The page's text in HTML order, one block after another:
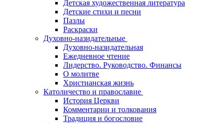
Детская художественная литература
Детские стихи и песни
Пазлы
Раскраски
Духовно-назидательные
Духовно-назидательная
Ежедневное чтение
Лидерство. Руководство. Финансы
О молитве
Христианская жизнь
Католичество и православие
История Церкви
Комментарии и толкования
Традиция и богословие